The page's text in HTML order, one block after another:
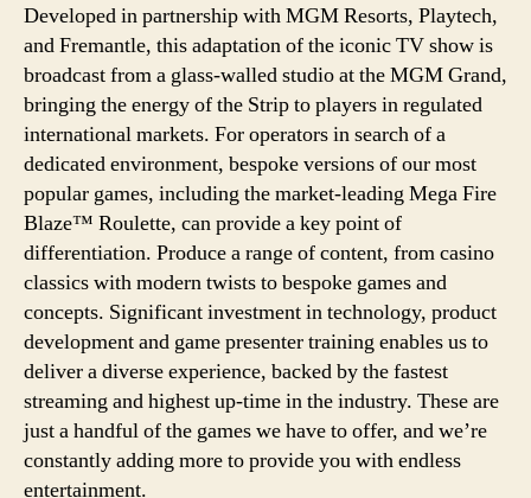
Developed in partnership with MGM Resorts, Playtech,
and Fremantle, this adaptation of the iconic TV show is
broadcast from a glass-walled studio at the MGM Grand,
bringing the energy of the Strip to players in regulated
international markets. For operators in search of a
dedicated environment, bespoke versions of our most
popular games, including the market-leading Mega Fire
Blaze™ Roulette, can provide a key point of
differentiation. Produce a range of content, from casino
classics with modern twists to bespoke games and
concepts. Significant investment in technology, product
development and game presenter training enables us to
deliver a diverse experience, backed by the fastest
streaming and highest up-time in the industry. These are
just a handful of the games we have to offer, and we’re
constantly adding more to provide you with endless
entertainment.